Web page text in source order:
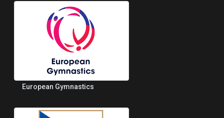
European Gymnastics